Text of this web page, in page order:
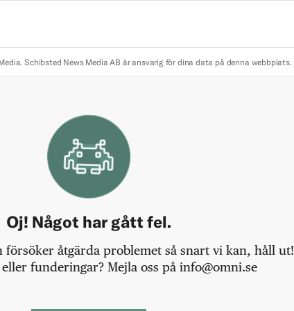
Schibsted News Media AB är ansvarig för dina data på denna webbplats.
Oj! Något har gått fel.
försöker åtgärda problemet så snart vi kan, håll ut!
funderingar? Mejla oss på info@omni.se